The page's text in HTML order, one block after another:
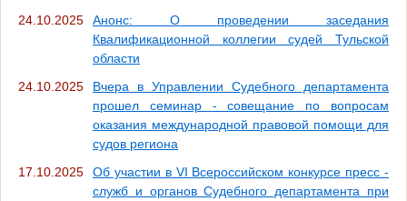
24.10.2025
Анонс: О проведении заседания
Квалификационной коллегии судей Тульской
области
24.10.2025
Вчера в Управлении Судебного департамента
прошел семинар - совещание по вопросам
оказания международной правовой помощи для
судов региона
17.10.2025
Об участии в VI Всероссийском конкурсе пресс -
служб и органов Судебного департамента при